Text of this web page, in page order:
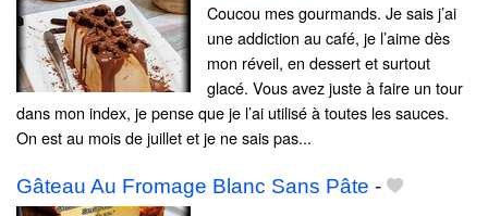
Coucou mes gourmands. Je sais j’ai
une addiction au café, je l’aime dès
mon réveil, en dessert et surtout
glacé. Vous avez juste à faire un tour
dans mon index, je pense que je l’ai utilisé à toutes les sauces.
On est au mois de juillet et je ne sais pas...
Gâteau Au Fromage Blanc Sans Pâte -